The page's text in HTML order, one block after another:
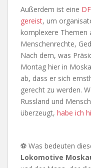
Außerdem ist eine
gereist, um
komplexere Themen
Menschenrechte,
Nach dem, was
Montag hier in
ab, dass er sich
gerecht zu werden.
Russland und
überzeugt, habe ich
⚽ Was bedeuten
Lokomotive